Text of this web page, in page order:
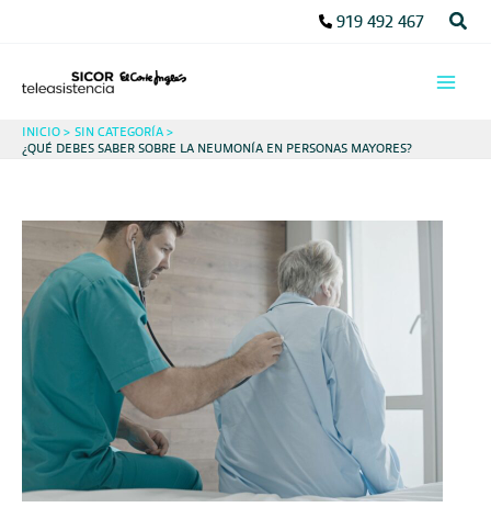
919 492 467
INICIO
SIN CATEGORÍA
¿QUÉ DEBES SABER SOBRE LA NEUMONÍA EN PERSONAS MAYORES?